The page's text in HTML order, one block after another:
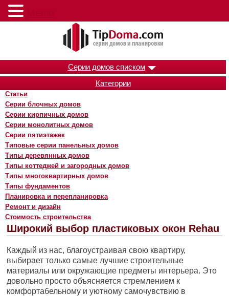
Серии домов списком
Категории
Статьи
Серии блочных домов
Серии кирпичных домов
Серии монолитных домов
Серии пятиэтажек
Типовые серии панельных домов
Типы деревянных домов
Типы коттеджей и загородных домов
Типы многоквартирных домов
Типы фундаментов
Планировка и перепланировка
Ремонт и дизайн
Стоимость строительства
Широкий выбор пластиковых окон Rehau
Каждый из нас, благоустраивая свою квартиру,
выбирает только самые лучшие строительные
материалы или окружающие предметы интерьера. Это
довольно просто объясняется стремлением к
комфортабельному и уютному самочувствию в